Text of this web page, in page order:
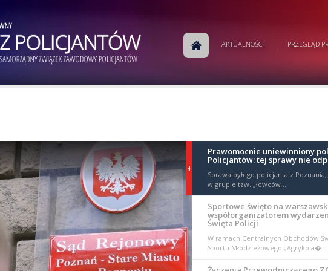
AKTUALNOŚCI PRZEGLĄD
Prawomocnie uniewinniony
Policjantów: tej sprawy nie
Sprawa byłego policjanta z
w grupie tzw. „łowców ...
Sportowe święto na
współorganizatorem
Święta Policji
W ramach Centralnych Obchodów
Sportu Młodzieżowego „Agrykola�...